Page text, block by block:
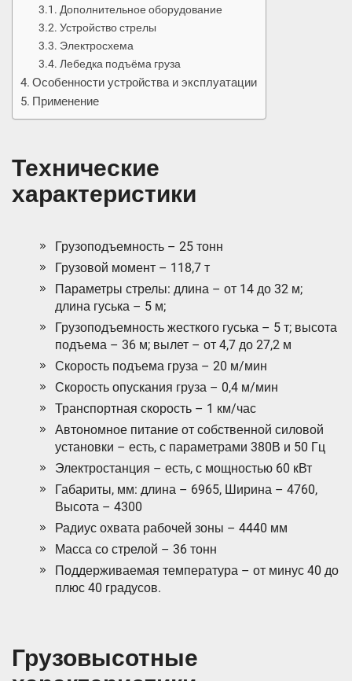
Дополнительное оборудование
Устройство стрелы
Электросхема
Лебедка подъёма груза
Особенности устройства и эксплуатации
Применение
Технические
характеристики
Грузоподъемность – 25 тонн
Грузовой момент – 118,7 т
Параметры стрелы: длина – от 14 до 32 м;
длина гуська – 5 м;
Грузоподъемность жесткого гуська – 5 т; высота
подъема – 36 м; вылет – от 4,7 до 27,2 м
Скорость подъема груза – 20 м/мин
Скорость опускания груза – 0,4 м/мин
Транспортная скорость – 1 км/час
Автономное питание от собственной силовой
установки – есть, с параметрами 380В и 50 Гц
Электростанция – есть, с мощностью 60 кВт
Габариты, мм: длина – 6965, Ширина – 4760,
Высота – 4300
Радиус охвата рабочей зоны – 4440 мм
Масса со стрелой – 36 тонн
Поддерживаемая температура – от минус 40 до
плюс 40 градусов.
Грузовысотные